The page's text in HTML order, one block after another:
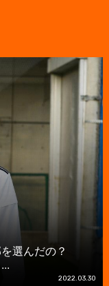
選んだの？
2022.03.30